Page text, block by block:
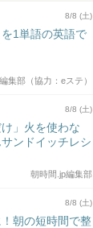
8/8 (土)
を1単語の英語で
編集部（協力：eステ）
8/8 (土)
け」火を使わな
ンドイッチレシ
朝時間.jp編集部
8/8 (土)
朝の短時間で整